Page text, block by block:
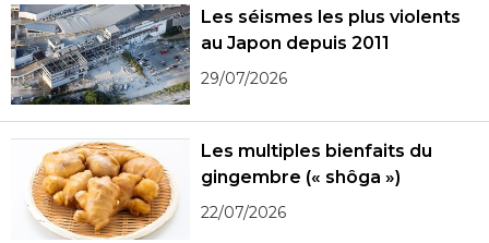
Les séismes les plus violents
au Japon depuis 2011
29/07/2026
Les multiples bienfaits du
gingembre (« shôga »)
22/07/2026